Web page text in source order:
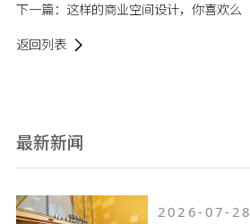
下一篇： 这样的商业空间设计，你喜欢么
返回列表
最新新闻
2026-07-28